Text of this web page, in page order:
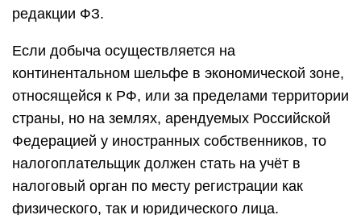
редакции ФЗ.
Если добыча осуществляется на
континентальном шельфе в экономической зоне,
относящейся к РФ, или за пределами территории
страны, но на землях, арендуемых Российской
Федерацией у иностранных собственников, то
налогоплательщик должен стать на учёт в
налоговый орган по месту регистрации как
физического, так и юридического лица.